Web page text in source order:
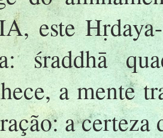
este
śraddhā
a mente
a certeza